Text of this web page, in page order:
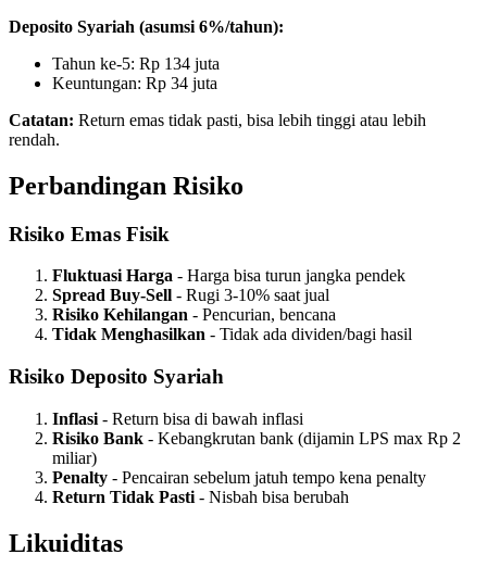
Deposito Syariah (asumsi 6%/tahun):
Tahun ke-5: Rp 134 juta
Keuntungan: Rp 34 juta
Catatan: Return emas tidak pasti, bisa lebih tinggi atau lebih
rendah.
Perbandingan Risiko
Risiko Emas Fisik
Fluktuasi Harga - Harga bisa turun jangka pendek
Spread Buy-Sell - Rugi 3-10% saat jual
Risiko Kehilangan - Pencurian, bencana
Tidak Menghasilkan - Tidak ada dividen/bagi hasil
Risiko Deposito Syariah
Inflasi - Return bisa di bawah inflasi
Risiko Bank - Kebangkrutan bank (dijamin LPS max Rp 2
miliar)
Penalty - Pencairan sebelum jatuh tempo kena penalty
Return Tidak Pasti - Nisbah bisa berubah
Likuiditas